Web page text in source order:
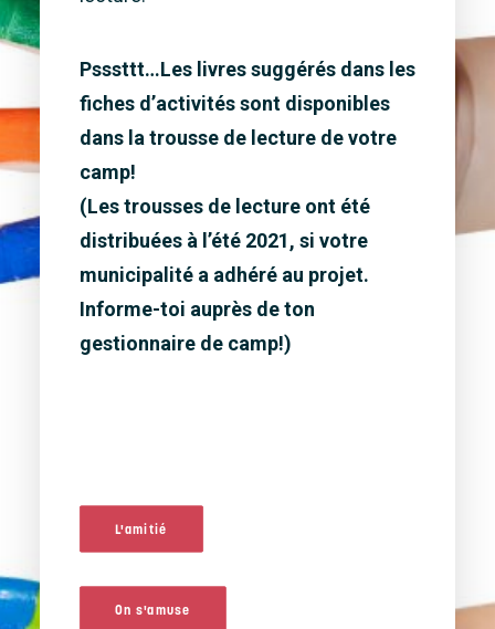
Psssttt…Les livres suggérés dans les
fiches d’activités sont disponibles
dans la trousse de lecture de votre
camp!
(Les trousses de lecture ont été
distribuées à l’été 2021, si votre
municipalité a adhéré au projet.
Informe-toi auprès de ton
gestionnaire de camp!)
L'amitié
On s'amuse